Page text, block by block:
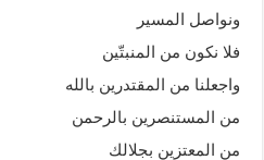
ونواصل المسير
فلا نكون من المنبتّين
واجعلنا من المقتدرين بالله
من المستنصرين بالرحمن
من المعتزين بجلالك